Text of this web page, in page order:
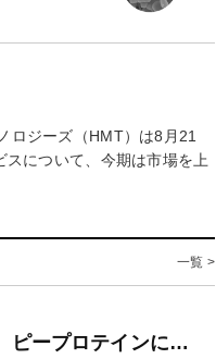
ロジーズ（HMT）は8月21
について、今期は市場を上
一覧 >
ピープロテインに…